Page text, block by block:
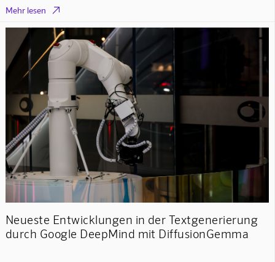
Mehr lesen 
Neueste Entwicklungen in der Textgenerierung
durch Google DeepMind mit DiffusionGemma